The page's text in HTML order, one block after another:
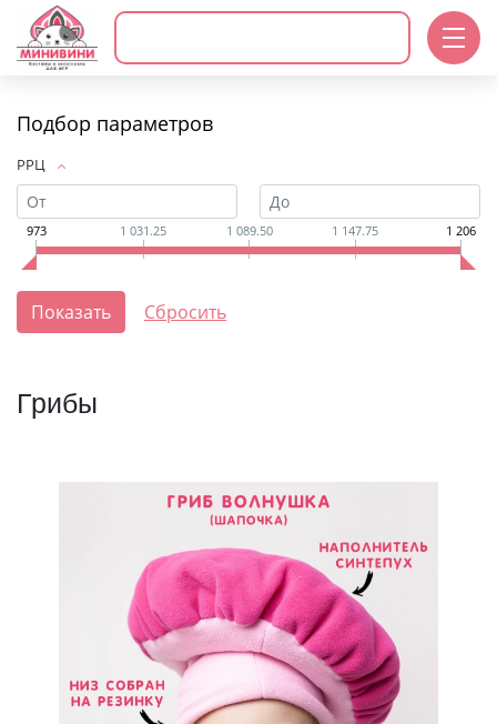
Подбор параметров
РРЦ
973 1 031.25 1 089.50 1 147.75 1 206
Грибы